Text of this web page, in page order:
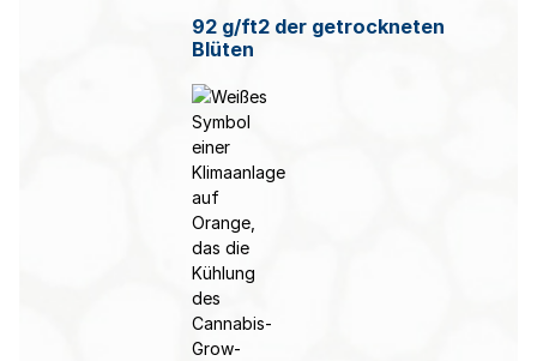
92 g/ft2 der getrockneten
Blüten